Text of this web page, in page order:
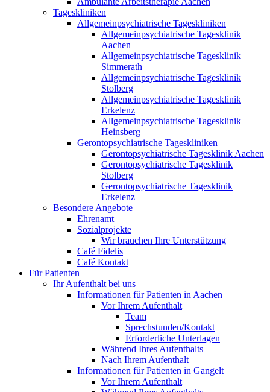
Tageskliniken
Allgemeinpsychiatrische Tageskliniken
Allgemeinpsychiatrische Tagesklinik
Aachen
Allgemeinpsychiatrische Tagesklinik
Simmerath
Allgemeinpsychiatrische Tagesklinik
Stolberg
Allgemeinpsychiatrische Tagesklinik
Erkelenz
Allgemeinpsychiatrische Tagesklinik
Heinsberg
Gerontopsychiatrische Tageskliniken
Gerontopsychiatrische Tagesklinik Aachen
Gerontopsychiatrische Tagesklinik
Stolberg
Gerontopsychiatrische Tagesklinik
Erkelenz
Besondere Angebote
Ehrenamt
Sozialprojekte
Wir brauchen Ihre Unterstützung
Café Fidelis
Café Kontakt
Für Patienten
Ihr Aufenthalt bei uns
Informationen für Patienten in Aachen
Vor Ihrem Aufenthalt
Team
Sprechstunden/Kontakt
Erforderliche Unterlagen
Während Ihres Aufenthalts
Nach Ihrem Aufenthalt
Informationen für Patienten in Gangelt
Vor Ihrem Aufenthalt